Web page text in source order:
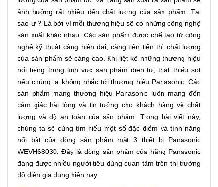
ảnh hưởng rất nhiều đến chất lượng của sản phẩm. Tại
sao ư ? Là bởi vì mỗi thương hiệu sẽ có những công nghệ
sản xuất khác nhau. Các sản phẩm được chế tạo từ công
nghệ kỹ thuật càng hiện đại, càng tiên tiến thì chất lượng
của sản phẩm sẽ càng cao. Khi liệt kê những thương hiệu
nổi tiếng trong lĩnh vực sản phẩm điện tử, thật thiếu sót
nếu chúng ta không nhắc tới thương hiệu Panasonic. Các
sản phẩm mang thương hiệu Panasonic luôn mang đến
cảm giác hài lòng và tin tưởng cho khách hàng về chất
lượng và độ an toàn của sản phẩm. Trong bài viết này,
chúng ta sẽ cùng tìm hiểu một số đặc điểm và tính năng
nổi bật của dòng sản phẩm mặt 3 thiết bị Panasonic
WEVH68030. Đây là dòng sản phẩm của hãng Panasonic
đang được nhiều người tiêu dùng quan tâm trên thị trường
đồ điện gia dụng hiện nay.